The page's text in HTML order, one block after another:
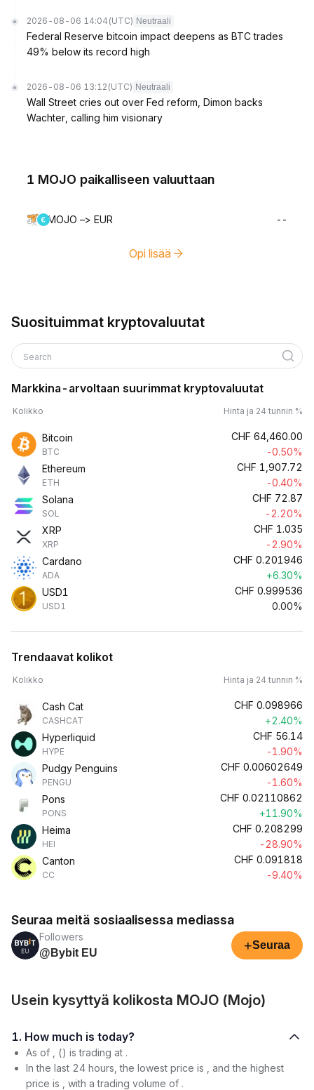
2026-08-06 14:04 (UTC) Neutraali
Federal Reserve bitcoin impact deepens as BTC trades
49% below its record high
2026-08-06 13:12 (UTC) Neutraali
Wall Street cries out over Fed reform, Dimon backs
Wachter, calling him visionary
1 MOJO paikalliseen valuuttaan
MOJO –> EUR --
Opi lisää
Suosituimmat kryptovaluutat
Search
Markkina-arvoltaan suurimmat kryptovaluutat
Kolikko Hinta ja 24 tunnin %
Bitcoin
BTC
CHF 64,460.00
-0.50%
Ethereum
ETH
CHF 1,907.72
-0.40%
Solana
SOL
CHF 72.87
-2.20%
XRP
XRP
CHF 1.035
-2.90%
Cardano
ADA
CHF 0.201946
+6.30%
USD1
USD1
CHF 0.999536
0.00%
Trendaavat kolikot
Kolikko Hinta ja 24 tunnin %
Cash Cat
CASHCAT
CHF 0.098966
+2.40%
Hyperliquid
HYPE
CHF 56.14
-1.90%
Pudgy Penguins
PENGU
CHF 0.00602649
-1.60%
Pons
PONS
CHF 0.02110862
+11.90%
Heima
HEI
CHF 0.208299
-28.90%
Canton
CC
CHF 0.091818
-9.40%
Seuraa meitä sosiaalisessa mediassa
Followers
@Bybit EU
+Seuraa
Usein kysyttyä kolikosta MOJO (Mojo)
1. How much is today?
As of , () is trading at .
In the last 24 hours, the lowest price is , and the highest
price is , with a trading volume of .